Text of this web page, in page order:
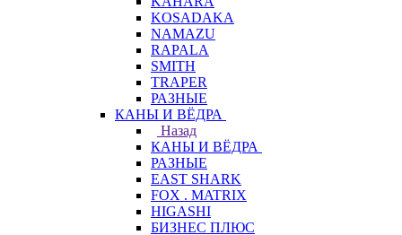
KOSADAKA
NAMAZU
RAPALA
SMITH
TRAPER
РАЗНЫЕ
КАНЫ И ВЁДРА
Назад
КАНЫ И ВЁДРА
РАЗНЫЕ
EAST SHARK
FOX . MATRIX
HIGASHI
БИЗНЕС ПЛЮС